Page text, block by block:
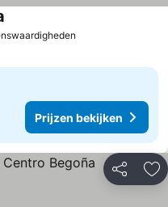
Prijzen bekijken
Delen